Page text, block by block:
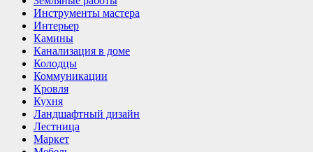
Инструменты мастера
Интерьер
Камины
Канализация в доме
Колодцы
Коммуникации
Кровля
Кухня
Ландшафтный дизайн
Лестница
Маркет